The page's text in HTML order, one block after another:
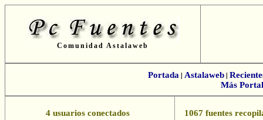
Comunidad Astalaweb
Portada| Astalaweb|
Más
4 usuarios conectados 1067 fuentes